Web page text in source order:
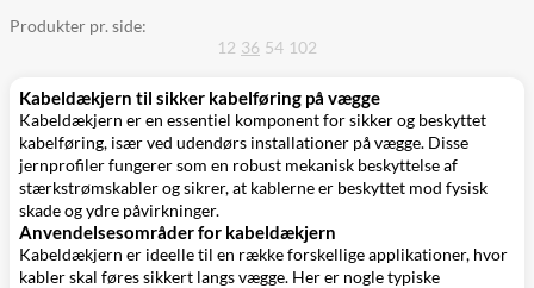
Produkter pr. side:
12 36 54 102
Kabeldækjern til sikker kabelføring på vægge
Kabeldækjern er en essentiel komponent for sikker og beskyttet
kabelføring, især ved udendørs installationer på vægge. Disse
jernprofiler fungerer som en robust mekanisk beskyttelse af
stærkstrømskabler og sikrer, at kablerne er beskyttet mod fysisk
skade og ydre påvirkninger.
Anvendelsesområder for kabeldækjern
Kabeldækjern er ideelle til en række forskellige applikationer, hvor
kabler skal føres sikkert langs vægge. Her er nogle typiske